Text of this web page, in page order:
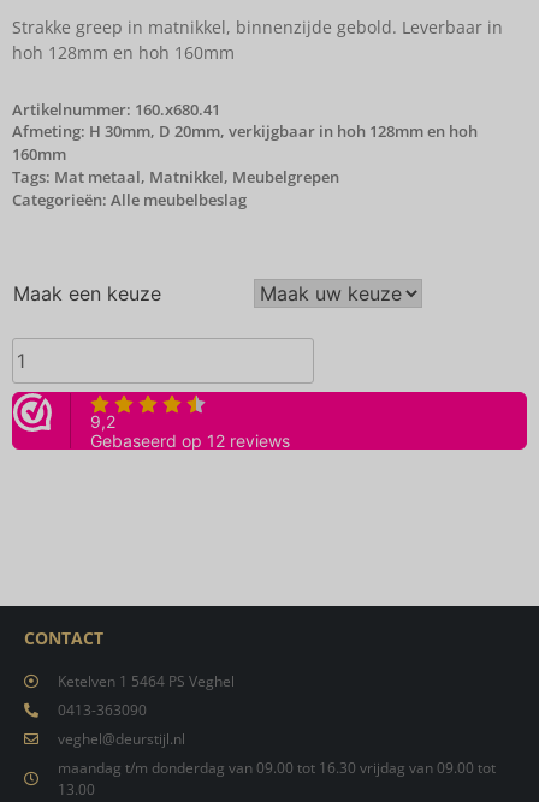
Strakke greep in matnikkel, binnenzijde gebold. Leverbaar in
hoh 128mm en hoh 160mm
Artikelnummer: 160.x680.41
Afmeting: H 30mm, D 20mm, verkijgbaar in hoh 128mm en hoh
160mm
Tags: Mat metaal, Matnikkel, Meubelgrepen
Categorieën: Alle meubelbeslag
Maak een keuze
CONTACT
Ketelven 1 5464 PS Veghel
0413-363090
veghel@deurstijl.nl
maandag t/m donderdag van 09.00 tot 16.30 vrijdag van 09.00 tot
13.00